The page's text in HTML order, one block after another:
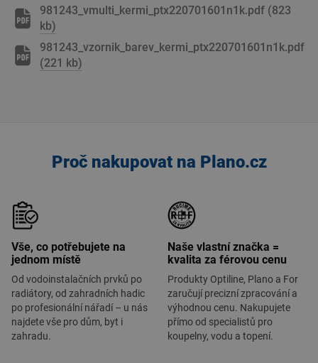
981243_vmulti_kermi_ptx220701601n1k.pdf (823
kb)
981243_vzornik_barev_kermi_ptx220701601n1k.pdf
(221 kb)
Proč nakupovat na Plano.cz
Vše, co potřebujete na
jednom místě
Od vodoinstalačních prvků po
radiátory, od zahradních hadic
po profesionální nářadí – u nás
najdete vše pro dům, byt i
zahradu.
Naše vlastní značka =
kvalita za férovou cenu
Produkty Optiline, Plano a For
zaručují precizní zpracování a
výhodnou cenu. Nakupujete
přímo od specialistů pro
koupelny, vodu a topení.